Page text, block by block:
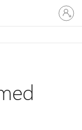
Logga
in
på
konto